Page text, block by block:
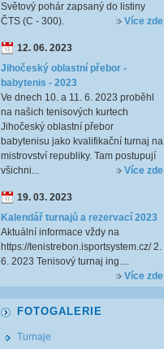
Světový pohár zapsaný do listiny
ČTS (C - 300).
Více zde
12. 06. 2023
Jihočeský oblastní přebor -
babytenis - 2023
Ve dnech 10. a 11. 6. 2023 proběhl
na našich tenisových kurtech
Jihočeský oblastní přebor
babytenisu jako kvalifikační turnaj na
mistrovství republiky. Tam postupují
všichni...
Více zde
19. 03. 2023
Kalendář turnajů a rezervací 2023
Aktuální informace vždy na
https://tenistrebon.isportsystem.cz/ 2.
6. 2023 Tenisový turnaj ing....
Více zde
FOTOGALERIE
Turnaje